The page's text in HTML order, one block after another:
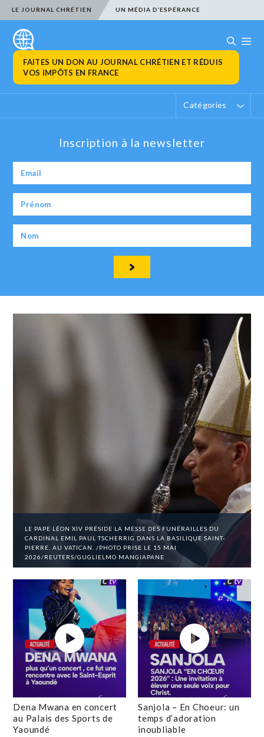
LE JOURNAL CHRÉTIEN UN MÉDIA D’ESPÉRANCE
FAITES UN DON AU JOURNAL CHRÉTIEN ET RÉDUIS
VOS IMPÔTS EN FRANCE
Catégories
Inscription à la newsletter
LE PAPE LÉON XIV PRÉSIDE LA MESSE DES FUNÉRAILLES DU
CARDINAL EMIL PAUL TSCHERRIG DANS LA BASILIQUE SAINT-
PIERRE, AU VATICAN. /PHOTO PRISE LE 15 MAI
2026/REUTERS/GUGLIELMO MANGIAPANE
Dena Mwana en concert
au Palais des Sports de
Yaoundé
Sanjola – En Choeur: un
temps d’adoration
inoubliable